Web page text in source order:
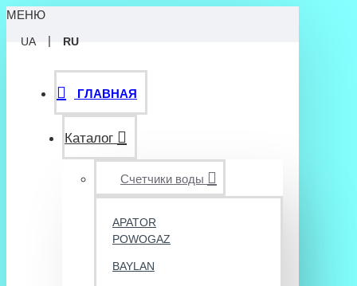
МЕНЮ
UA | RU
ГЛАВНАЯ
Каталог
Счетчики воды
APATOR
POWOGAZ
BAYLAN